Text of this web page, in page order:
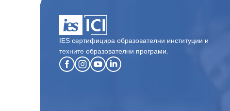
IES сертифицира образователни институции и
техните образователни програми.